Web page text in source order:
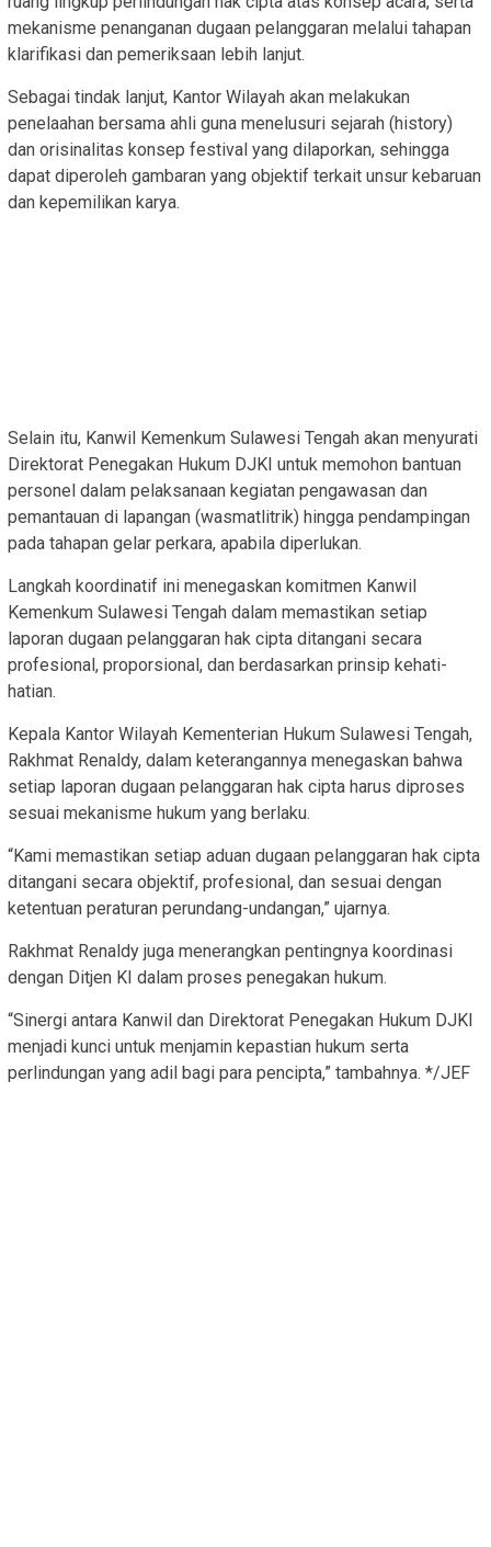
mekanisme penanganan dugaan pelanggaran melalui tahapan
klarifikasi dan pemeriksaan lebih lanjut.
Sebagai tindak lanjut, Kantor Wilayah akan melakukan
penelaahan bersama ahli guna menelusuri sejarah (history)
dan orisinalitas konsep festival yang dilaporkan, sehingga
dapat diperoleh gambaran yang objektif terkait unsur kebaruan
dan kepemilikan karya.
Selain itu, Kanwil Kemenkum Sulawesi Tengah akan menyurati
Direktorat Penegakan Hukum DJKI untuk memohon bantuan
personel dalam pelaksanaan kegiatan pengawasan dan
pemantauan di lapangan (wasmatlitrik) hingga pendampingan
pada tahapan gelar perkara, apabila diperlukan.
Langkah koordinatif ini menegaskan komitmen Kanwil
Kemenkum Sulawesi Tengah dalam memastikan setiap
laporan dugaan pelanggaran hak cipta ditangani secara
profesional, proporsional, dan berdasarkan prinsip kehati-
hatian.
Kepala Kantor Wilayah Kementerian Hukum Sulawesi Tengah,
Rakhmat Renaldy, dalam keterangannya menegaskan bahwa
setiap laporan dugaan pelanggaran hak cipta harus diproses
sesuai mekanisme hukum yang berlaku.
“Kami memastikan setiap aduan dugaan pelanggaran hak cipta
ditangani secara objektif, profesional, dan sesuai dengan
ketentuan peraturan perundang-undangan,” ujarnya.
Rakhmat Renaldy juga menerangkan pentingnya koordinasi
dengan Ditjen KI dalam proses penegakan hukum.
“Sinergi antara Kanwil dan Direktorat Penegakan Hukum DJKI
menjadi kunci untuk menjamin kepastian hukum serta
perlindungan yang adil bagi para pencipta,” tambahnya. */JEF